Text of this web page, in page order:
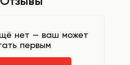
нет — ваш может
первым